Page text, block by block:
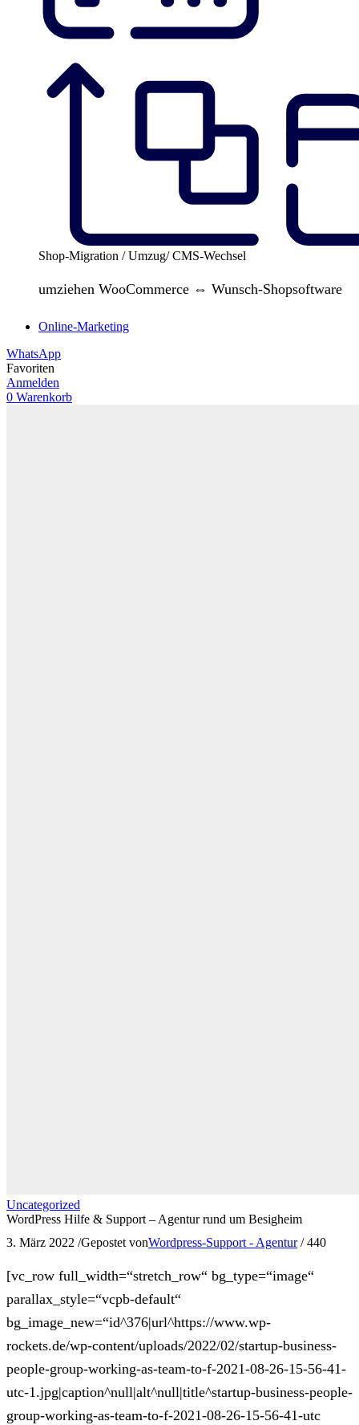
Shop-Migration / Umzug/ CMS-Wechsel
umziehen WooCommerce ⇔ Wunsch-Shopsoftware
Online-Marketing
WhatsApp
Favoriten
Anmelden
0 Warenkorb
Uncategorized
WordPress Hilfe & Support – Agentur rund um Besigheim
3. März 2022 /Gepostet vonWordpress-Support - Agentur / 440
[vc_row full_width=“stretch_row“ bg_type=“image“
parallax_style=“vcpb-default“
bg_image_new=“id^376|url^https://www.wp-
rockets.de/wp-content/uploads/2022/02/startup-business-
people-group-working-as-team-to-f-2021-08-26-15-56-41-
utc-1.jpg|caption^null|alt^null|title^startup-business-people-
group-working-as-team-to-f-2021-08-26-15-56-41-utc